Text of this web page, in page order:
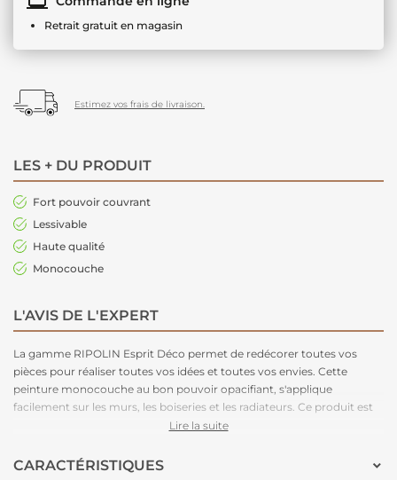
Retrait gratuit en magasin
Estimez vos frais de livraison.
LES + DU PRODUIT
Fort pouvoir couvrant
Lessivable
Haute qualité
Monocouche
L'AVIS DE L'EXPERT
La gamme RIPOLIN Esprit Déco permet de redécorer toutes vos
pièces pour réaliser toutes vos idées et toutes vos envies. Cette
peinture monocouche au bon pouvoir opacifiant, s'applique
facilement sur les murs, les boiseries et les radiateurs. Ce produit est
disponible en plusieurs teintes et en blanc.
Lire la suite
CARACTÉRISTIQUES